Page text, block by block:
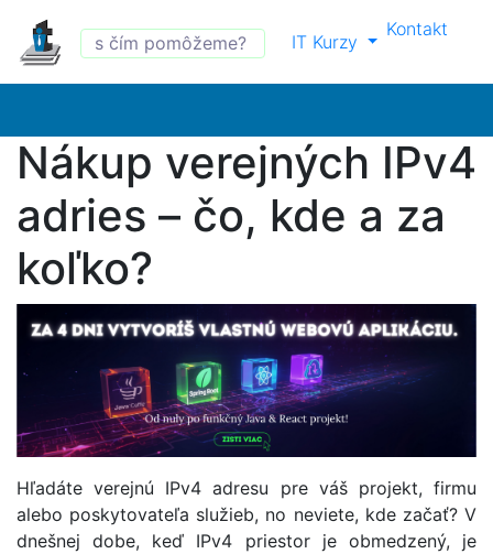
IT Kurzy
Kontakt
Nákup verejných IPv4
adries – čo, kde a za
koľko?
Hľadáte verejnú IPv4 adresu pre váš projekt, firmu
alebo poskytovateľa služieb, no neviete, kde začať? V
dnešnej dobe, keď IPv4 priestor je obmedzený, je